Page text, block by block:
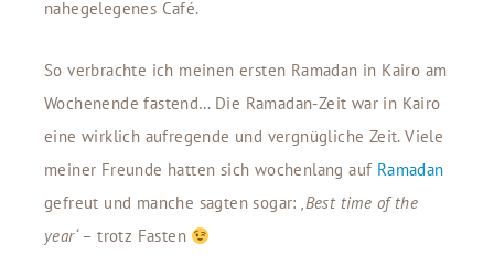
nahegelegenes Café.
So verbrachte ich meinen ersten Ramadan in Kairo am
Wochenende fastend… Die Ramadan-Zeit war in Kairo
eine wirklich aufregende und vergnügliche Zeit. Viele
meiner Freunde hatten sich wochenlang auf Ramadan
gefreut und manche sagten sogar:‚Best time of the
year‘– trotz Fasten